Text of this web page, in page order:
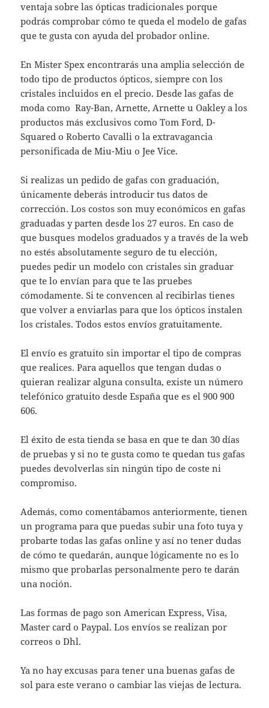
ventaja sobre las ópticas tradicionales porque
podrás comprobar cómo te queda el modelo de gafas
que te gusta con ayuda del probador online.
En Mister Spex encontrarás una amplia selección de
todo tipo de productos ópticos, siempre con los
cristales incluidos en el precio. Desde las gafas de
moda como Ray-Ban, Arnette, Arnette u Oakley a los
productos más exclusivos como Tom Ford, D-
Squared o Roberto Cavalli o la extravagancia
personificada de Miu-Miu o Jee Vice.
Si realizas un pedido de gafas con graduación,
únicamente deberás introducir tus datos de
corrección. Los costos son muy económicos en gafas
graduadas y parten desde los 27 euros. En caso de
que busques modelos graduados y a través de la web
no estés absolutamente seguro de tu elección,
puedes pedir un modelo con cristales sin graduar
que te lo envían para que te las pruebes
cómodamente. Si te convencen al recibirlas tienes
que volver a enviarlas para que los ópticos instalen
los cristales. Todos estos envíos gratuitamente.
El envío es gratuito sin importar el tipo de compras
que realices. Para aquellos que tengan dudas o
quieran realizar alguna consulta, existe un número
telefónico gratuito desde España que es el 900 900
606.
El éxito de esta tienda se basa en que te dan 30 días
de pruebas y si no te gusta como te quedan tus gafas
puedes devolverlas sin ningún tipo de coste ni
compromiso.
Además, como comentábamos anteriormente, tienen
un programa para que puedas subir una foto tuya y
probarte todas las gafas online y así no tener dudas
de cómo te quedarán, aunque lógicamente no es lo
mismo que probarlas personalmente pero te darán
una noción.
Las formas de pago son American Express, Visa,
Master card o Paypal. Los envíos se realizan por
correos o Dhl.
Ya no hay excusas para tener una buenas gafas de
sol para este verano o cambiar las viejas de lectura.